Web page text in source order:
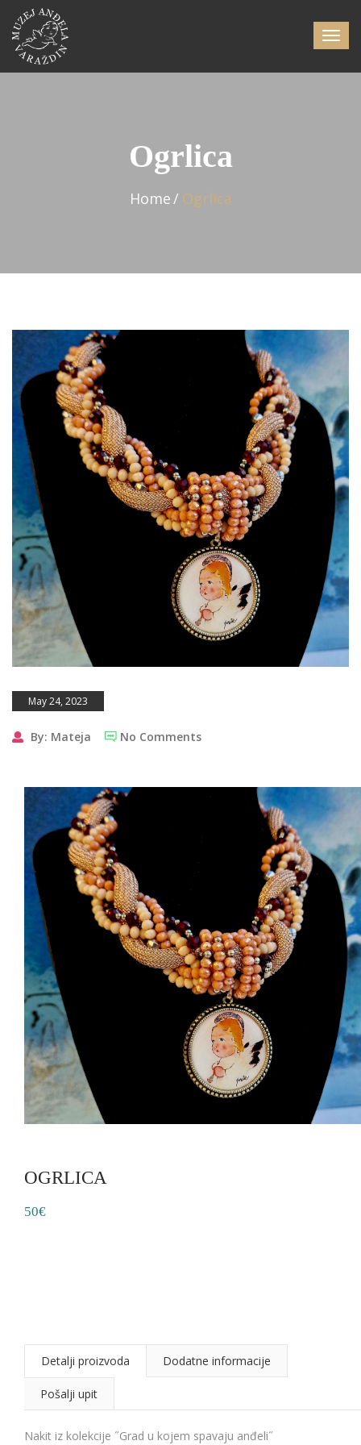
Ogrlica
Home Ogrlica
May 24, 2023
By: Mateja No Comments
OGRLICA
50€
Detalji proizvoda Dodatne informacije
Pošalji upit
Nakit iz kolekcije ˝Grad u kojem spavaju anđeli˝